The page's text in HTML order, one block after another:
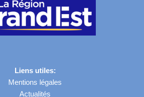
Liens utiles:
Mentions légales
Actualités